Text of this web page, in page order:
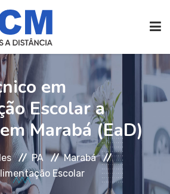
(EAD)
em
Escolar a
Marabá (EaD)
PA
Marabá
Escolar